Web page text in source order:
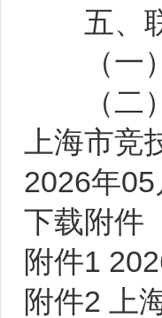
五、联
（一）
（二）
上海市
2026年05
下载附件
附件1
附件2 上